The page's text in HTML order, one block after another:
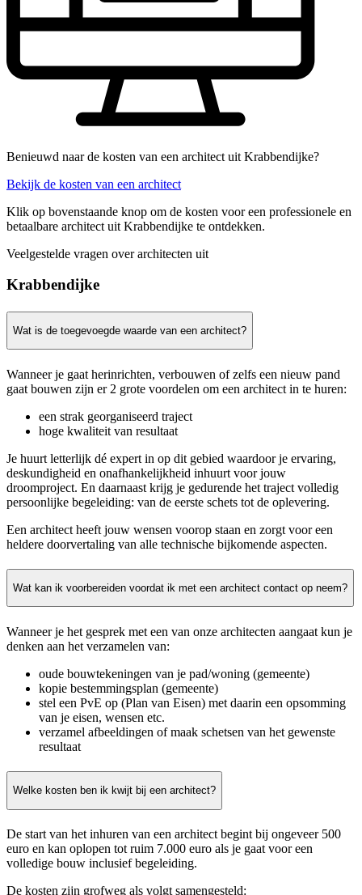
Benieuwd naar de kosten van een architect uit Krabbendijke?
Bekijk de kosten van een architect
Klik op bovenstaande knop om de kosten voor een professionele en
betaalbare architect uit Krabbendijke te ontdekken.
Veelgestelde vragen over architecten uit
Krabbendijke
Wat is de toegevoegde waarde van een architect?
Wanneer je gaat herinrichten, verbouwen of zelfs een nieuw pand
gaat bouwen zijn er 2 grote voordelen om een architect in te huren:
een strak georganiseerd traject
hoge kwaliteit van resultaat
Je huurt letterlijk dé expert in op dit gebied waardoor je ervaring,
deskundigheid en onafhankelijkheid inhuurt voor jouw
droomproject. En daarnaast krijg je gedurende het traject volledig
persoonlijke begeleiding: van de eerste schets tot de oplevering.
Een architect heeft jouw wensen voorop staan en zorgt voor een
heldere doorvertaling van alle technische bijkomende aspecten.
Wat kan ik voorbereiden voordat ik met een architect contact op neem?
Wanneer je het gesprek met een van onze architecten aangaat kun je
denken aan het verzamelen van:
oude bouwtekeningen van je pad/woning (gemeente)
kopie bestemmingsplan (gemeente)
stel een PvE op (Plan van Eisen) met daarin een opsomming
van je eisen, wensen etc.
verzamel afbeeldingen of maak schetsen van het gewenste
resultaat
Welke kosten ben ik kwijt bij een architect?
De start van het inhuren van een architect begint bij ongeveer 500
euro en kan oplopen tot ruim 7.000 euro als je gaat voor een
volledige bouw inclusief begeleiding.
De kosten zijn grofweg als volgt samengesteld: